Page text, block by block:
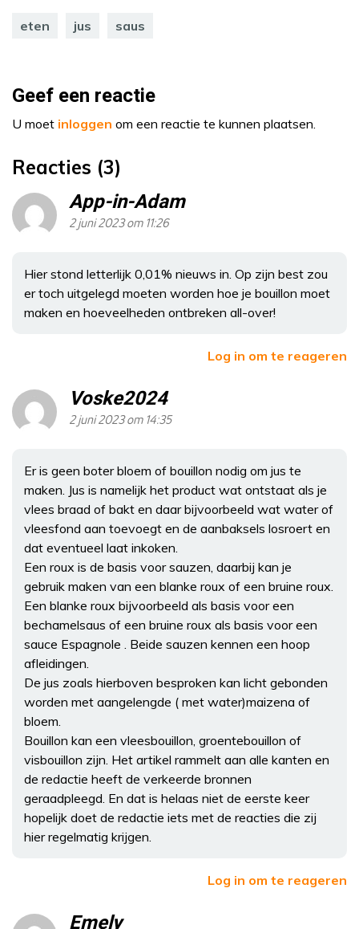
eten jus saus
Geef een reactie
U moet inloggen om een reactie te kunnen plaatsen.
Reacties (3)
App-in-Adam
2 juni 2023 om 11:26
Hier stond letterlijk 0,01% nieuws in. Op zijn best zou
er toch uitgelegd moeten worden hoe je bouillon moet
maken en hoeveelheden ontbreken all-over!
Log in om te reageren
Voske2024
2 juni 2023 om 14:35
Er is geen boter bloem of bouillon nodig om jus te
maken. Jus is namelijk het product wat ontstaat als je
vlees braad of bakt en daar bijvoorbeeld wat water of
vleesfond aan toevoegt en de aanbaksels losroert en
dat eventueel laat inkoken.
Een roux is de basis voor sauzen, daarbij kan je
gebruik maken van een blanke roux of een bruine roux.
Een blanke roux bijvoorbeeld als basis voor een
bechamelsaus of een bruine roux als basis voor een
sauce Espagnole . Beide sauzen kennen een hoop
afleidingen.
De jus zoals hierboven besproken kan licht gebonden
worden met aangelengde ( met water)maizena of
bloem.
Bouillon kan een vleesbouillon, groentebouillon of
visbouillon zijn. Het artikel rammelt aan alle kanten en
de redactie heeft de verkeerde bronnen
geraadpleegd. En dat is helaas niet de eerste keer
hopelijk doet de redactie iets met de reacties die zij
hier regelmatig krijgen.
Log in om te reageren
Emely